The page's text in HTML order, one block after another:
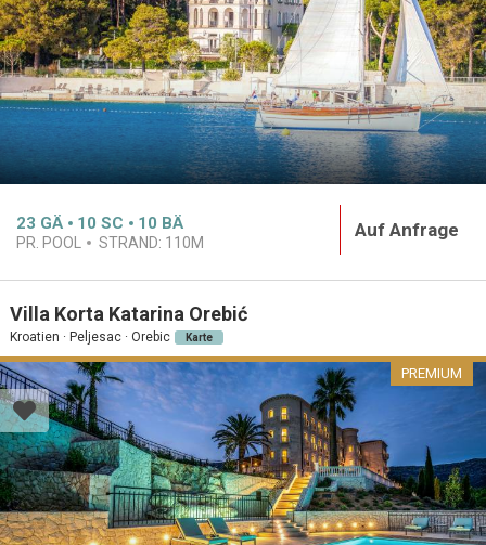
23 GÄ 10 SC 10 BÄ
PR. POOL STRAND: 110M
Auf Anfrage
Villa Korta Katarina Orebić
Kroatien · Peljesac · Orebic Karte
PREMIUM